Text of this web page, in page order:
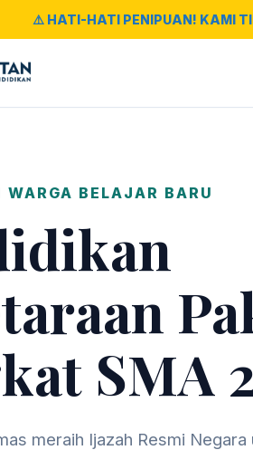
⚠️ HATI-HATI PENIPUAN! KAMI
WARGA BELAJAR BARU
SMA
meraih Ijazah Resmi Negara